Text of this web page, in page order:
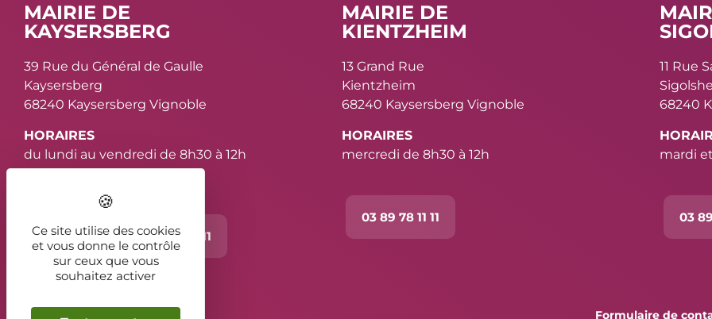
MAIRIE DE
KAYSERSBERG
39 Rue du Général de Gaulle
Kaysersberg
68240 Kaysersberg Vignoble
HORAIRES
du lundi au vendredi de 8h30 à 12h
et de 13h30 à 16h30
Contact 03 89 78 11 11
MAIRIE DE
KIENTZHEIM
13 Grand Rue
Kientzheim
68240 Kaysersberg Vignoble
HORAIRES
mercredi de 8h30 à 12h
03 89 78 11 11
11 Rue
68240
mardi
03 89
2026 - Kaysersberg Vignoble Formulaire de
Ce site utilise des cookies
et vous donne le contrôle
sur ceux que vous
souhaitez activer